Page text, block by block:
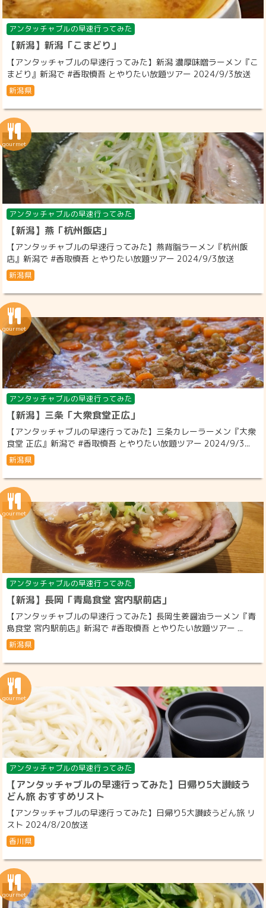
アンタッチャブルの早速行ってみた
【新潟】新潟「こまどり」
【アンタッチャブルの早速行ってみた】新潟 濃厚味噌ラーメン『こ
まどり』新潟で #香取慎吾 とやりたい放題ツアー 2024/9/3放送
新潟県
アンタッチャブルの早速行ってみた
【新潟】燕「杭州飯店」
【アンタッチャブルの早速行ってみた】燕背脂ラーメン『杭州飯
店』新潟で #香取慎吾 とやりたい放題ツアー 2024/9/3放送
新潟県
アンタッチャブルの早速行ってみた
【新潟】三条「大衆食堂正広」
【アンタッチャブルの早速行ってみた】三条カレーラーメン『大衆
食堂 正広』新潟で #香取慎吾 とやりたい放題ツアー 2024/9/3...
新潟県
アンタッチャブルの早速行ってみた
【新潟】長岡「青島食堂 宮内駅前店」
【アンタッチャブルの早速行ってみた】長岡生姜醤油ラーメン『青
島食堂 宮内駅前店』新潟で #香取慎吾 とやりたい放題ツアー ...
新潟県
アンタッチャブルの早速行ってみた
【アンタッチャブルの早速行ってみた】日帰り5大讃岐う
どん旅 おすすめリスト
【アンタッチャブルの早速行ってみた】日帰り5大讃岐うどん旅 リ
スト 2024/8/20放送
香川県